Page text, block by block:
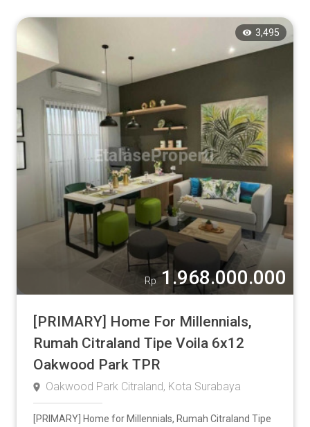
3,495
Rp 1.968.000.000
[PRIMARY] Home For Millennials,
Rumah Citraland Tipe Voila 6x12
Oakwood Park TPR
Oakwood Park Citraland, Kota Surabaya
[PRIMARY] Home for Millennials, Rumah Citraland Tipe